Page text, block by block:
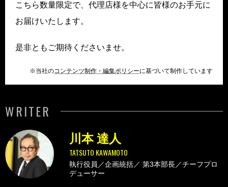
こちら数量限定で、代理店様を中心に皆様のお手元に
お届けいたします。
是非ともご期待くださいませ。
※当社のコンテンツ制作・編集ポリシーに基づいて制作しています
WRITER
TATSUTO KAWAMOTO
川本 達人
執行役員／企画統括／ 第3本部長／チーフプロ
デューサー